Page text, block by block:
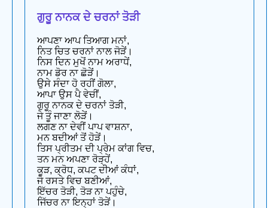
ਗੁਰੂ ਨਾਨਕ ਦੇ ਚਰਨਾਂ ਤੋੜੀ
ਆਪਣਾ ਆਪ ਤਿਆਗ ਮਨਾਂ,
ਨਿਤ ਚਿਤ ਚਰਨਾਂ ਨਾਲ ਜੋੜੇਂ।
ਨਿਸ ਦਿਨ ਮੁਖੋਂ ਨਾਮ ਅਰਾਧੇਂ,
ਨਾਮ ਡੋਰ ਨਾ ਛੋੜੇਂ।
ਉਸੇ ਸੰਦਾ ਹੋ ਰਹੀਂ ਗੋਲਾ,
ਆਪਾ ਉਸ ਪੈ ਵੇਚੀਂ,
ਗੁਰੂ ਨਾਨਕ ਦੇ ਚਰਨਾਂ ਤੋੜੀ,
ਜੇ ਤੂੰ ਜਾਣਾ ਲੋੜੇਂ।
ਲਗਣ ਨਾ ਦੇਵੀਂ ਪਾਪ ਵਾਸ਼ਨਾ,
ਮਨ ਬਦੀਆਂ ਤੋਂ ਹੋੜੇਂ।
ਤਿਸ ਪ੍ਰੀਤਮ ਦੀ ਪ੍ਰੇਮ ਕਾਂਗ ਵਿਚ,
ਤਨ ਮਨ ਅਪਣਾ ਰੋੜ੍ਹੇਂ,
ਕੂੜ, ਕ੍ਰੋਧ, ਕਪਟ ਦੀਆਂ ਕੰਧਾਂ,
ਜੋ ਰਸਤੇ ਵਿਚ ਬਣੀਆਂ,
ਇੱਚਰ ਤੋੜੀ, ਤੋੜ ਨਾ ਪਹੁੰਚੇ,
ਜਿੱਚਰ ਨਾ ਇਨ੍ਹਾਂ ਤੋੜੇਂ।